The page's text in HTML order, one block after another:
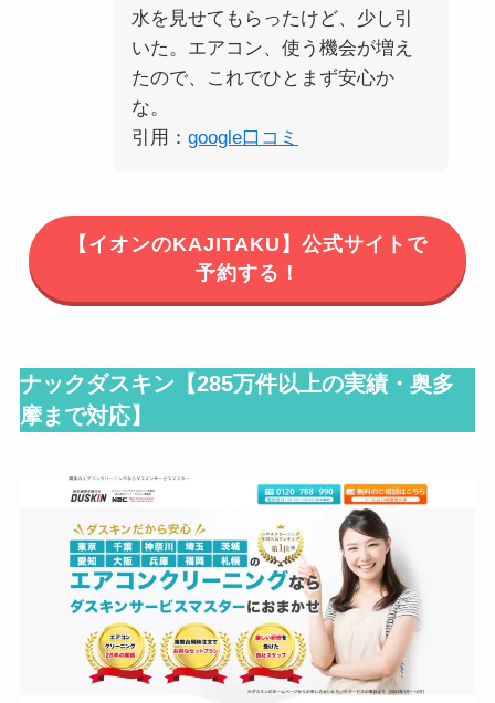
水を見せてもらったけど、少し引
いた。エアコン、使う機会が増え
たので、これでひとまず安心か
な。
引用： google口コミ
【イオンのKAJITAKU】公式サイトで
予約する！
ナックダスキン【285万件以上の実績・奥多
摩まで対応】